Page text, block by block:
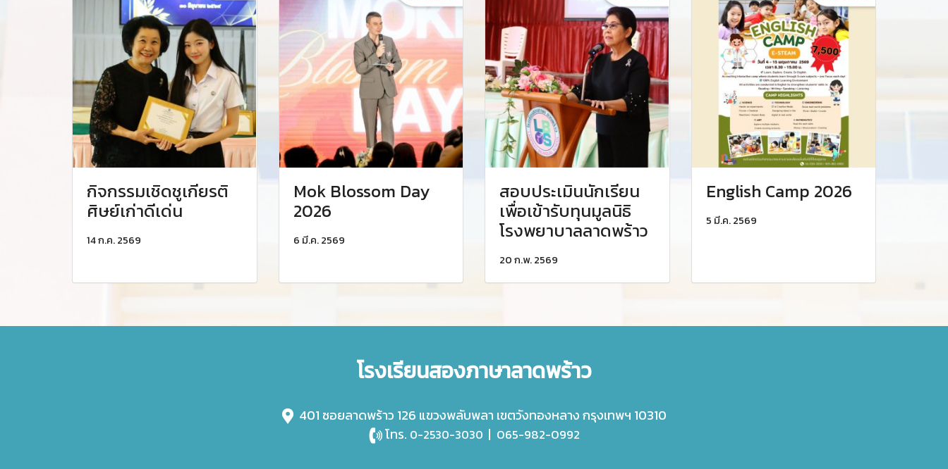
กิจกรรมเชิดชูเกียรติ
ศิษย์เก่าดีเด่น
14 ก.ค. 2569
Mok Blossom Day
2026
6 มี.ค. 2569
สอบประเมินนักเรียน
เพื่อเข้ารับทุนมูลนิธิ
โรงพยาบาลลาดพร้าว
20 ก.พ. 2569
English Camp 2026
5 มี.ค. 2569
โรงเรียนสองภาษาลาดพร้าว
401 ซอยลาดพร้าว 126 แขวงพลับพลา เขตวังทองหลาง กรุงเทพฯ 10310
โทร. 0-2530-3030 | 065-982-0992